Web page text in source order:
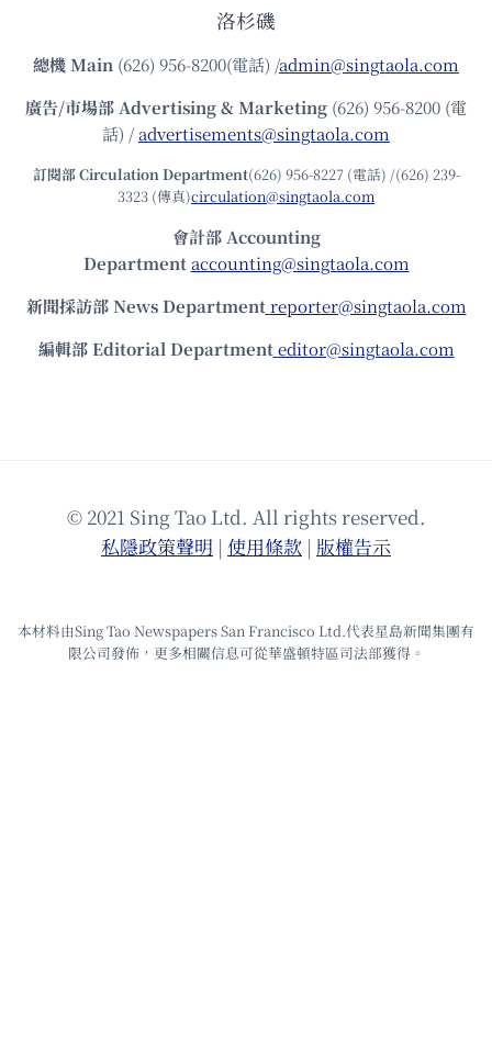
洛杉磯
總機Main (626) 956-8200(電話) /admin@singtaola.com
廣告/市場部Advertising & Marketing (626) 956-8200 (電
話) /advertisements@singtaola.com
訂閱部 Circulation Department(626) 956-8227 (電話) /(626) 239-
3323 (傳真)circulation@singtaola.com
會計部 Accounting
Department accounting@singtaola.com
新聞採訪部 News Department reporter@singtaola.com
編輯部 Editorial Department editor@singtaola.com
© 2021 Sing Tao Ltd. All rights reserved.
私隱政策聲明 | 使⽤條款 | 版權告⽰
本材料由Sing Tao Newspapers San Francisco Ltd.代表星島新聞集團有
限公司發佈，更多相關信息可從華盛頓特區司法部獲得。